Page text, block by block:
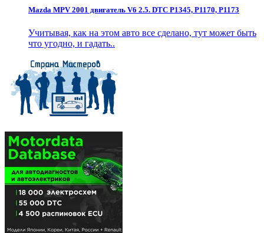
Mazda MPV 2001 двигатель V6 2.5. DTC P1345, P1170, P1173
Учитывая, как на этом авто все сделано, тут может быть
что угодно, и гадать..